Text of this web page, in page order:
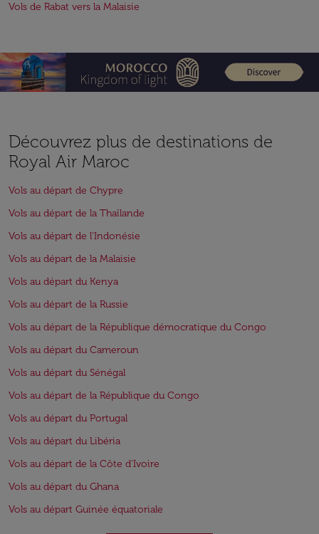
Vols de Rabat vers la Malaisie
Découvrez plus de destinations de
Royal Air Maroc
Vols au départ de Chypre
Vols au départ de la Thaïlande
Vols au départ de l'Indonésie
Vols au départ de la Malaisie
Vols au départ du Kenya
Vols au départ de la Russie
Vols au départ de la République démocratique du Congo
Vols au départ du Cameroun
Vols au départ du Sénégal
Vols au départ de la République du Congo
Vols au départ du Portugal
Vols au départ du Libéria
Vols au départ de la Côte d'Ivoire
Vols au départ du Ghana
Vols au départ Guinée équatoriale